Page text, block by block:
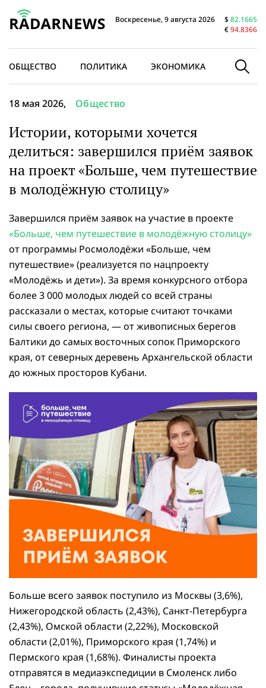
Воскресенье, 9 августа 2026 $82.1665
€94.8366
ОБЩЕСТВО ПОЛИТИКА ЭКОНОМИКА В МИРЕ
18 мая 2026, Общество
Истории, которыми хочется
делиться: завершился приём заявок
на проект «Больше, чем путешествие
в молодёжную столицу»
Завершился приём заявок на участие в проекте
«Больше, чем путешествие в молодёжную столицу»
от программы Росмолодёжи «Больше, чем
путешествие» (реализуется по нацпроекту
«Молодёжь и дети»). За время конкурсного отбора
более 3 000 молодых людей со всей страны
рассказали о местах, которые считают точками
силы своего региона, — от живописных берегов
Балтики до самых восточных сопок Приморского
края, от северных деревень Архангельской области
до южных просторов Кубани.
Больше всего заявок поступило из Москвы (3,6%),
Нижегородской область (2,43%), Санкт-Петербурга
(2,43%), Омской области (2,22%), Московской
области (2,01%), Приморского края (1,74%) и
Пермского края (1,68%). Финалисты проекта
отправятся в медиаэкспедиции в Смоленск либо